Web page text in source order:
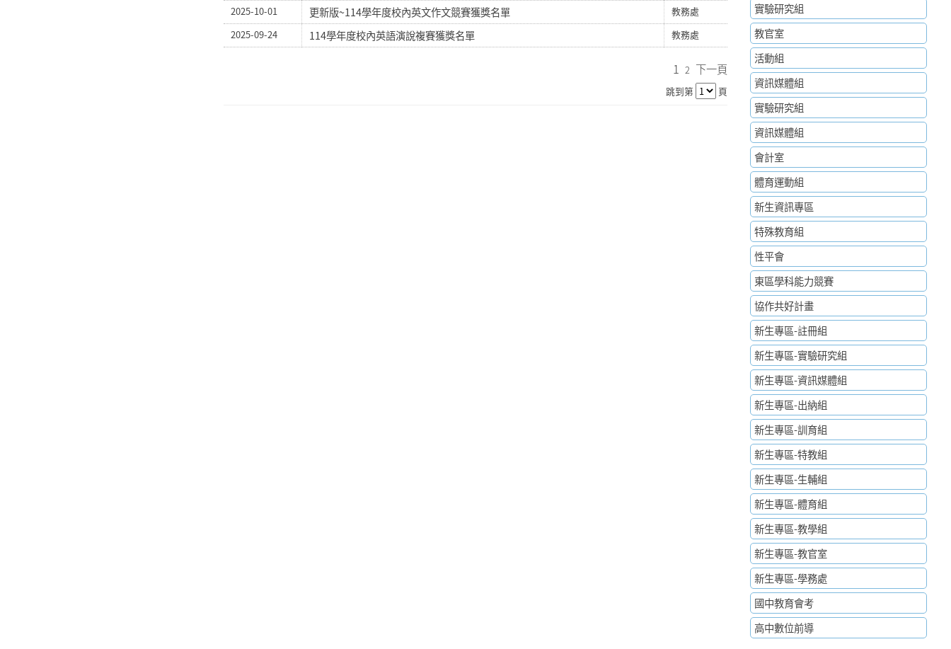
2025-10-01
更新版~114學年度校內英文作文競賽獲獎名單
教務處
2025-09-24
114學年度校內英語演說複賽獲獎名單 教務處
1 2 下一頁
跳到第 頁
實驗研究組
教官室
活動組
資訊媒體組
實驗研究組
資訊媒體組
會計室
體育運動組
新生資訊專區
特殊教育組
性平會
東區學科能力競賽
協作共好計畫
新生專區-註冊組
新生專區-實驗研究組
新生專區-資訊媒體組
新生專區-出納組
新生專區-訓育組
新生專區-特教組
新生專區-生輔組
新生專區-體育組
新生專區-教學組
新生專區-教官室
新生專區-學務處
國中教育會考
高中數位前導